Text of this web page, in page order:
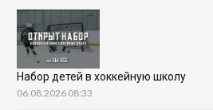
Набор детей в хоккейную школу
06.08.2026 08:33